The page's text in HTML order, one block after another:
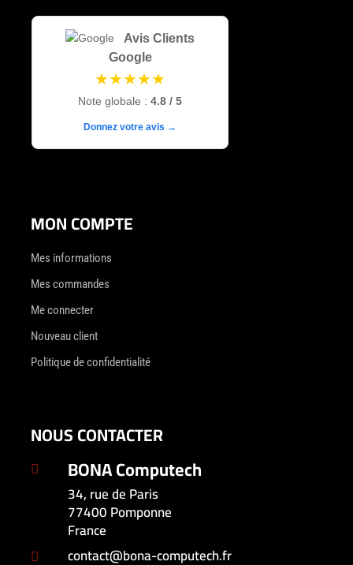
Avis Clients
Google
★★★★★
Note globale : 4.8 / 5
Donnez votre avis →
MON COMPTE
Mes informations
Mes commandes
Me connecter
Nouveau client
Politique de confidentialité
NOUS CONTACTER
 BONA Computech
34, rue de Paris
77400 Pomponne
France
 contact@bona-computech.fr